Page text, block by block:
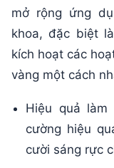
mở rộng ứng
khoa, đặc biệt
kích hoạt các
vàng một cách
Hiệu quả
cường hiệu
cười sáng rực